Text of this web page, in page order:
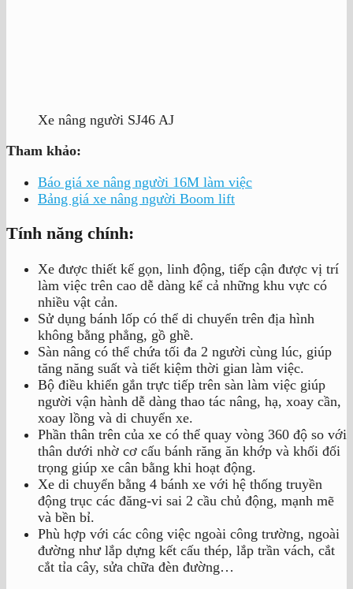
Xe nâng người SJ46 AJ
Tham khảo:
Báo giá xe nâng người 16M làm việc
Bảng giá xe nâng người Boom lift
Tính năng chính:
Xe được thiết kế gọn, linh động, tiếp cận được vị trí
làm việc trên cao dễ dàng kể cả những khu vực có
nhiều vật cản.
Sử dụng bánh lốp có thể di chuyển trên địa hình
không bằng phẳng, gồ ghề.
Sàn nâng có thể chứa tối đa 2 người cùng lúc, giúp
tăng năng suất và tiết kiệm thời gian làm việc.
Bộ điều khiển gắn trực tiếp trên sàn làm việc giúp
người vận hành dễ dàng thao tác nâng, hạ, xoay cần,
xoay lồng và di chuyển xe.
Phần thân trên của xe có thể quay vòng 360 độ so với
thân dưới nhờ cơ cấu bánh răng ăn khớp và khối đối
trọng giúp xe cân bằng khi hoạt động.
Xe di chuyển bằng 4 bánh xe với hệ thống truyền
động trục các đăng-vi sai 2 cầu chủ động, mạnh mẽ
và bền bỉ.
Phù hợp với các công việc ngoài công trường, ngoài
đường như lắp dựng kết cấu thép, lắp trần vách, cắt
cắt tỉa cây, sửa chữa đèn đường…